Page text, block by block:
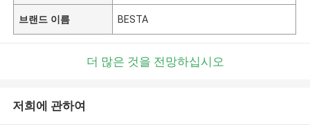
브랜드 이름 BESTA
더 많은 것을 전망하십시오
저희에 관하여